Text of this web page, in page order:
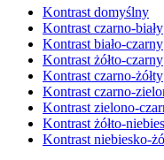
Kontrast domyślny
Kontrast czarno-biały
Kontrast biało-czarny
Kontrast żółto-czarny
Kontrast czarno-żółty
Kontrast czarno-
Kontrast zielono-
Kontrast żółto-
Kontrast niebiesko-